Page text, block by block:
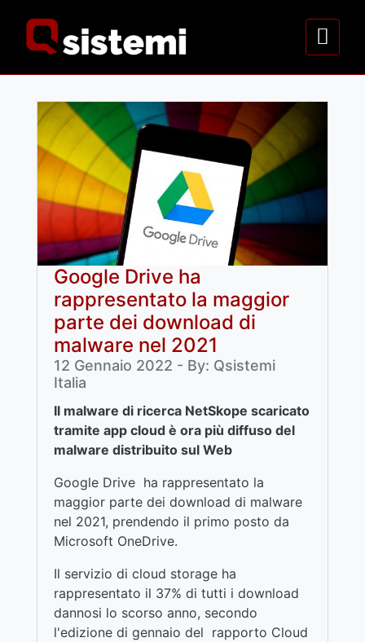
Google Drive ha
rappresentato la maggior
parte dei download di
malware nel 2021
12 Gennaio 2022 - By: Qsistemi
Italia
Il malware di ricerca NetSkope scaricato
tramite app cloud è ora più diffuso del
malware distribuito sul Web
Google Drive ha rappresentato la
maggior parte dei download di malware
nel 2021, prendendo il primo posto da
Microsoft OneDrive.
Il servizio di cloud storage ha
rappresentato il 37% di tutti i download
dannosi lo scorso anno, secondo
l'edizione di gennaio del rapporto Cloud